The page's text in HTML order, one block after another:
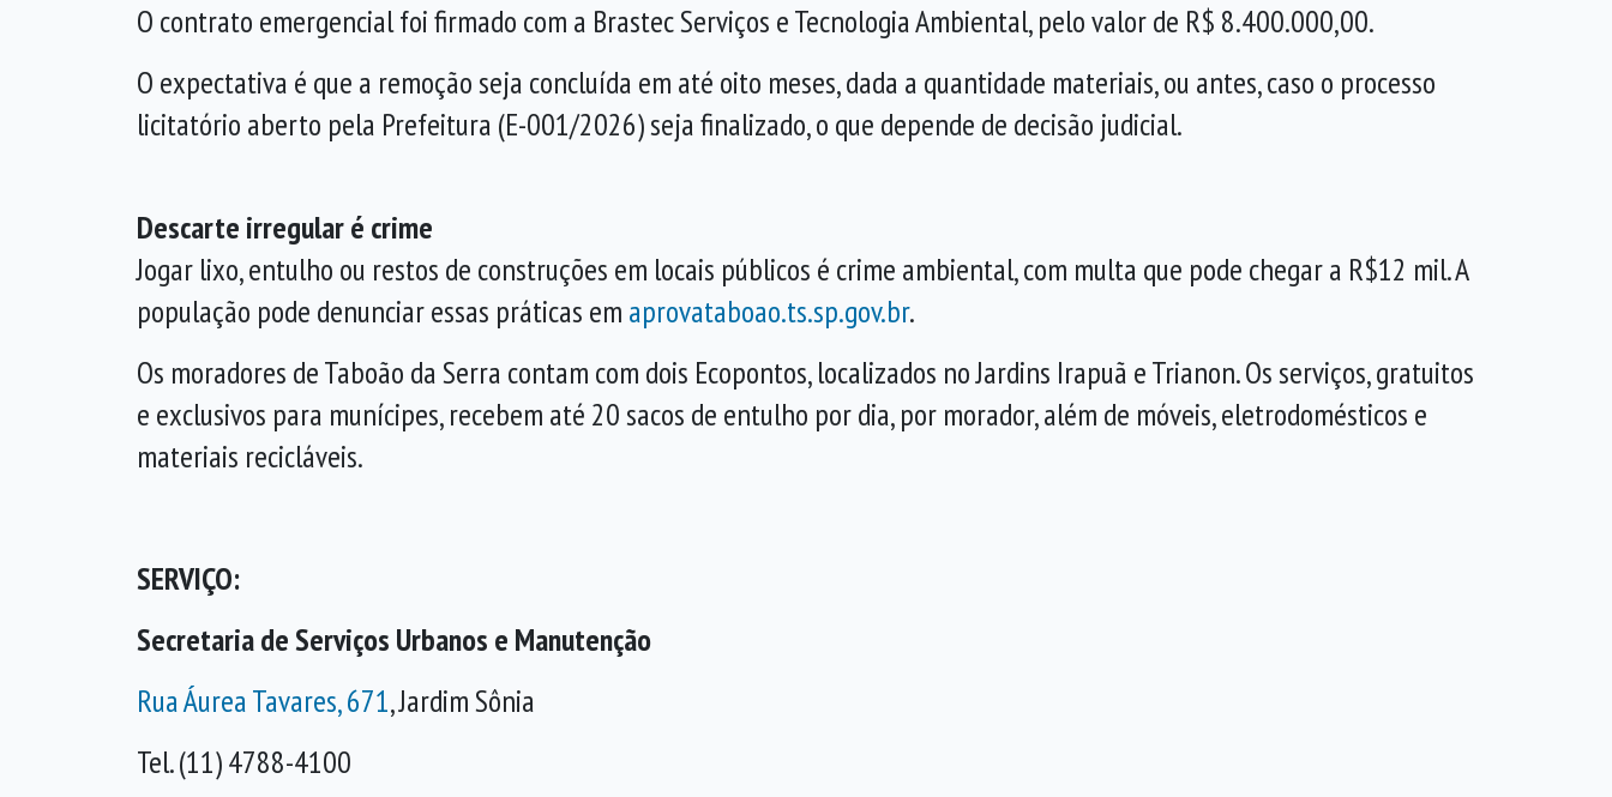
O contrato emergencial foi firmado com a Brastec Serviços e Tecnologia Ambiental, pelo valor de R$ 8.400.000,00.
O expectativa é que a remoção seja concluída em até oito meses, dada a quantidade materiais, ou antes, caso o processo
licitatório aberto pela Prefeitura (E-001/2026) seja finalizado, o que depende de decisão judicial.
Descarte irregular é crime
Jogar lixo, entulho ou restos de construções em locais públicos é crime ambiental, com multa que pode chegar a R$12 mil. A
população pode denunciar essas práticas em aprovataboao.ts.sp.gov.br.
Os moradores de Taboão da Serra contam com dois Ecopontos, localizados no Jardins Irapuã e Trianon. Os serviços, gratuitos
e exclusivos para munícipes, recebem até 20 sacos de entulho por dia, por morador, além de móveis, eletrodomésticos e
materiais recicláveis.
SERVIÇO:
Secretaria de Serviços Urbanos e Manutenção
Rua Áurea Tavares, 671, Jardim Sônia
Tel. (11) 4788-4100